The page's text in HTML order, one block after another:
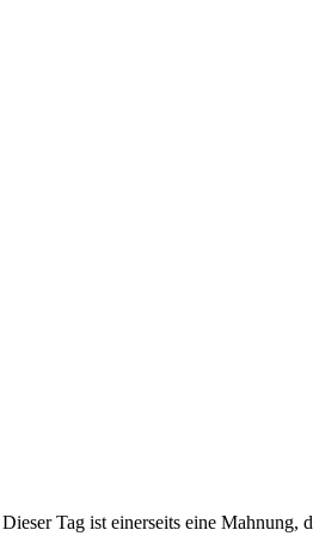
Tag ist einerseits eine